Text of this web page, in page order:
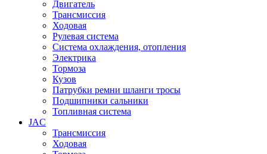
Двигатель
Трансмиссия
Ходовая
Рулевая система
Система охлаждения, отопления
Электрика
Тормоза
Кузов
Патрубки ремни шланги тросы
Подшипники сальники
Топливная система
JAC
Трансмиcсия
Ходовая